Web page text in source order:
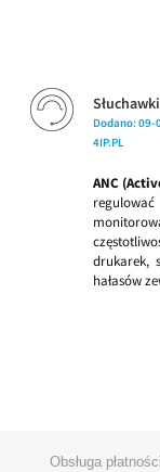
Dodano:09-
4IP.PL
ANC
drukarek,
hałasów
Obsługa